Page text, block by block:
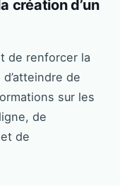
création d’un
de renforcer la
de
sur les
de
de